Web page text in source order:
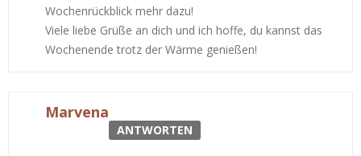
Wochenrückblick mehr dazu!
Viele liebe Grüße an dich und ich hoffe, du kannst das
Wochenende trotz der Wärme genießen!
Marvena
ANTWORTEN